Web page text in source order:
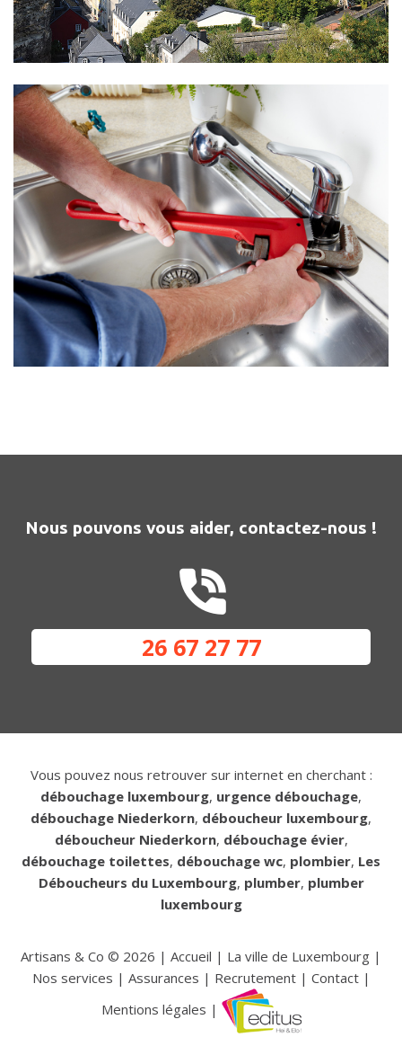
Nous pouvons vous aider, contactez-nous !
26 67 27 77
Vous pouvez nous retrouver sur internet en cherchant :
débouchage luxembourg, urgence débouchage,
débouchage Niederkorn, déboucheur luxembourg,
déboucheur Niederkorn, débouchage évier,
débouchage toilettes, débouchage wc, plombier, Les
Déboucheurs du Luxembourg, plumber, plumber
luxembourg
Artisans & Co © 2026 | Accueil | La ville de Luxembourg |
Nos services | Assurances | Recrutement| Contact|
Mentions légales |